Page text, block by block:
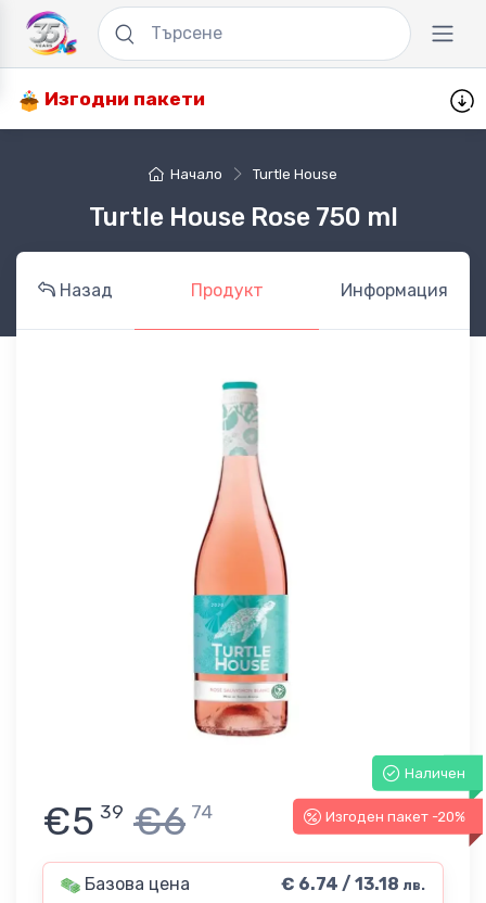
Изгодни пакети
Начало Turtle House
Turtle House Rose 750 ml
Назад Продукт Информация
Наличен
Изгоден пакет -20%
€5 39 €6 74
Базова цена € 6.74 / 13.18 лв.